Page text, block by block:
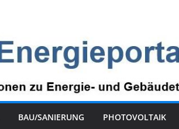
BAU/SANIERUNG PHOTOVOLTAIK